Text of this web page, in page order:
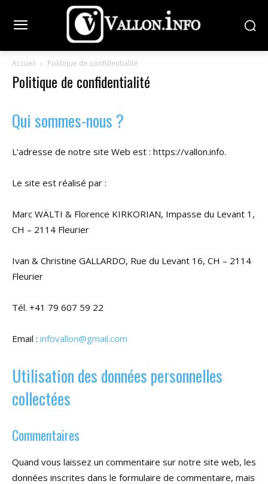
Accueil Politique de confidentialité
Politique de confidentialité
Qui sommes-nous ?
L’adresse de notre site Web est : https://vallon.info.
Le site est réalisé par :
Marc WÄLTI & Florence KIRKORIAN, Impasse du Levant 1,
CH – 2114 Fleurier
Ivan & Christine GALLARDO, Rue du Levant 16, CH – 2114
Fleurier
Tél. +41 79 607 59 22
Email : infovallon@gmail.com
Utilisation des données personnelles
collectées
Commentaires
Quand vous laissez un commentaire sur notre site web, les
données inscrites dans le formulaire de commentaire, mais